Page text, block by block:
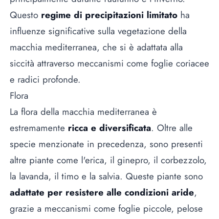
Questo regime di precipitazioni limitato ha
influenze significative sulla vegetazione della
macchia mediterranea, che si è adattata alla
siccità attraverso meccanismi come foglie coriacee
e radici profonde.
Flora
La flora della macchia mediterranea è
estremamente ricca e diversificata. Oltre alle
specie menzionate in precedenza, sono presenti
altre piante come l'erica, il ginepro, il corbezzolo,
la lavanda, il timo e la salvia. Queste piante sono
adattate per resistere alle condizioni aride,
grazie a meccanismi come foglie piccole, pelose